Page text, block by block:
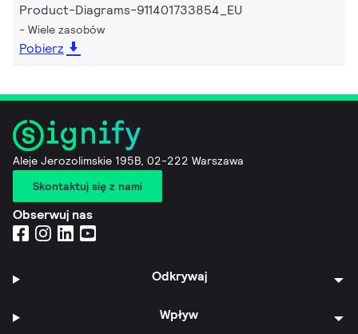
Product-Diagrams-911401733854_EU
Wiele zasobów
Pobierz
Aleje Jerozolimskie 195B, 02-222 Warszawa
Skontaktuj się z nami
Obserwuj nas
Odkrywaj
Wpływ